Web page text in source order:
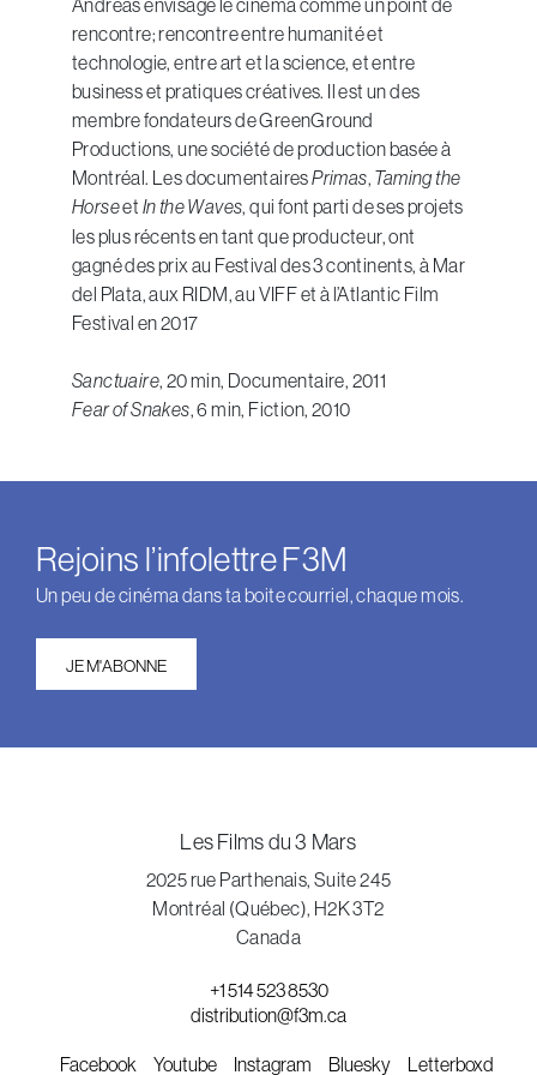
Andreas envisage le cinéma comme un point de
rencontre; rencontre entre humanité et
technologie, entre art et la science, et entre
business et pratiques créatives. Il est un des
membre fondateurs de GreenGround
Productions, une société de production basée à
Montréal. Les documentairesPrimas, Taming the
Horseet In the Waves, qui font parti de ses projets
les plus récents en tant que producteur, ont
gagné des prix au Festival des 3 continents, à Mar
del Plata, aux RIDM, au VIFF et à l’Atlantic Film
Festival en 2017
Sanctuaire, 20 min, Documentaire, 2011
Fear of Snakes, 6 min, Fiction, 2010
Rejoins l’infolettre F3M
Un peu de cinéma dans ta boite courriel, chaque mois.
JE M'ABONNE
Les Films du 3 Mars
2025 rue Parthenais, Suite 245
Montréal (Québec), H2K 3T2
Canada
+1 514 523 8530
distribution@f3m.ca
Facebook Youtube Instagram Bluesky Letterboxd